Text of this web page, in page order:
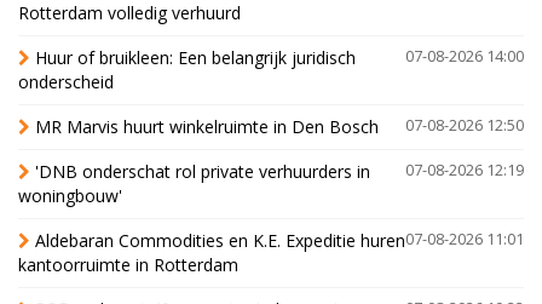
Rotterdam volledig verhuurd
07-08-2026 14:00
Huur of bruikleen: Een belangrijk juridisch
onderscheid
07-08-2026 12:50
MR Marvis huurt winkelruimte in Den Bosch
07-08-2026 12:19
'DNB onderschat rol private verhuurders in
woningbouw'
07-08-2026 11:01
Aldebaran Commodities en K.E. Expeditie huren
kantoorruimte in Rotterdam